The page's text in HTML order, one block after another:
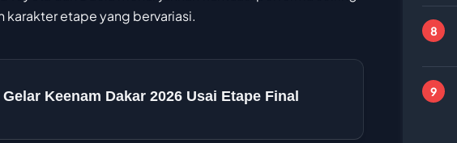
karakter etape yang bervariasi.
Keenam Dakar 2026 Usai Etape Final